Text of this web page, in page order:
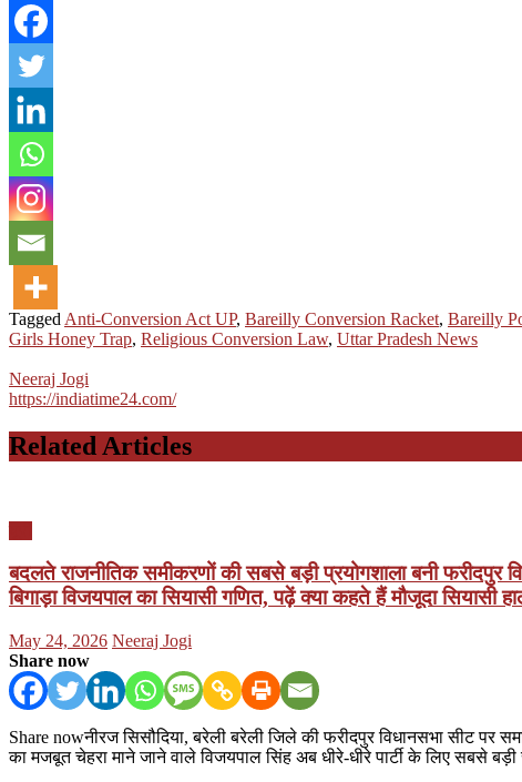
Tagged Anti-Conversion Act UP, Bareilly Conversion Racket, Bareilly
Girls Honey Trap, Religious Conversion Law, Uttar Pradesh News
Neeraj Jogi
https://indiatime24.com/
Related Articles
बदलते राजनीतिक समीकरणों की सबसे बड़ी प्रयोगशाला बनी फरीदपुर
बिगाड़ा विजयपाल का सियासी गणित, पढ़ें क्या कहते हैं मौजूदा सियासी
Posted
on
May 24, 2026 Author
Neeraj Jogi
Share now
Share nowनीरज सिसौदिया, बरेली बरेली जिले की फरीदपुर विधानसभा सीट पर
का मजबूत चेहरा माने जाने वाले विजयपाल सिंह अब धीरे-धीरे पार्टी के लिए सबसे